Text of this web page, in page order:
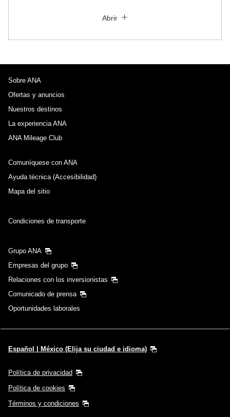
Tipo de tarifa no especificado
Fecha y hora de salida para el viaje hacia de
ida
Agregar punto(s) de transferencia y tiempos de
Fecha y hora de salida del viaje de vuelta
Seleccione la fecha
No hay tiempos especificados
Agregar punto(s) de transferencia y tiempos de
Abrir
Sobre ANA
Ofertas y anuncios
Nuestros destinos
La experiencia ANA
ANA Mileage Club
Comuníquese con ANA
Ayuda técnica (Accesibilidad)
Mapa del sitio
Condiciones de transporte
Grupo ANA
Empresas del grupo
Relaciones con los inversionistas
Comunicado de prensa
Oportunidades laborales
Español | México (Elija su ciudad e idioma)
Política de privacidad
Política de cookies
Términos y condiciones